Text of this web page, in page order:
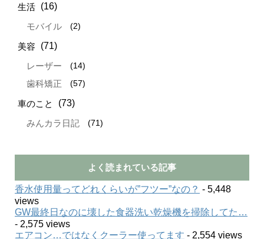
生活 (16)
モバイル (2)
美容 (71)
レーザー (14)
歯科矯正 (57)
車のこと (73)
みんカラ日記 (71)
よく読まれている記事
香水使用量ってどれくらいが”フツー”なの？ - 5,448
views
GW最終日なのに壊した食器洗い乾燥機を掃除してた…
- 2,575 views
エアコン…ではなくクーラー使ってます - 2,554 views